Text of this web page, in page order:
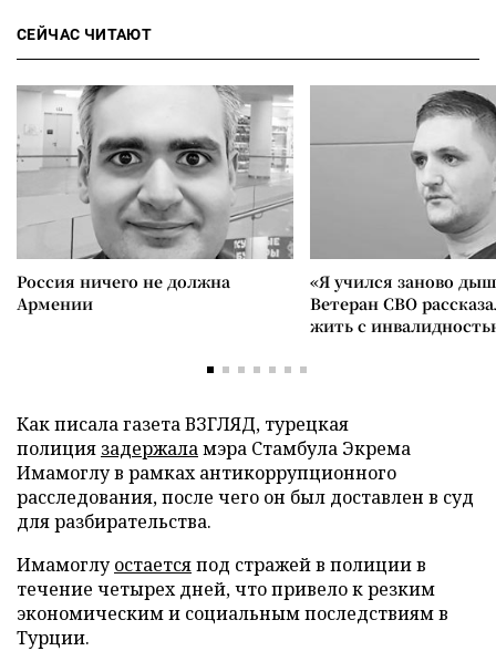
СЕЙЧАС ЧИТАЮТ
Россия ничего не должна
Армении
«Я учился заново
Ветеран СВО
жить с
Как писала газета ВЗГЛЯД, турецкая
полиция задержаламэра Стамбула Экрема
Имамоглу в рамках антикоррупционного
расследования, после чего он был доставлен в суд
для разбирательства.
Имамоглуостаетсяпод стражей в полиции в
течение четырех дней, что привело к резким
экономическим и социальным последствиям в
Турции.